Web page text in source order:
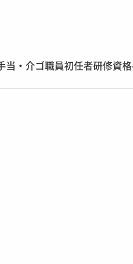
当・介ゴ職員初任者研修資